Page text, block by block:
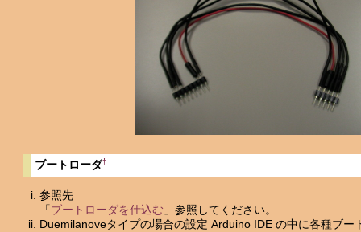
ブートローダ†
参照先
「ブートローダを仕込む 」参照してください。
Duemilanoveタイプの場合の設定 Arduino IDE の中に各種ブ